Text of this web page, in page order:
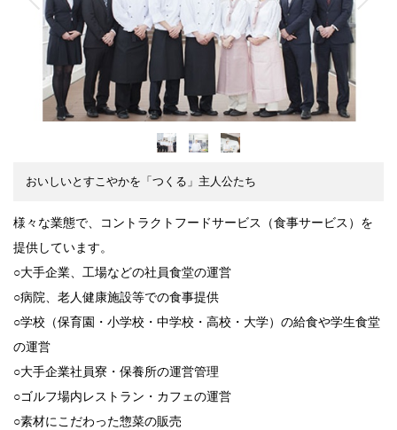
おいしいとすこやかを「つくる」主人公たち
様々な業態で、コントラクトフードサービス（食事サービス）を
提供しています。
○大手企業、工場などの社員食堂の運営
○病院、老人健康施設等での食事提供
○学校（保育園・小学校・中学校・高校・大学）の給食や学生食堂
の運営
○大手企業社員寮・保養所の運営管理
○ゴルフ場内レストラン・カフェの運営
○素材にこだわった惣菜の販売